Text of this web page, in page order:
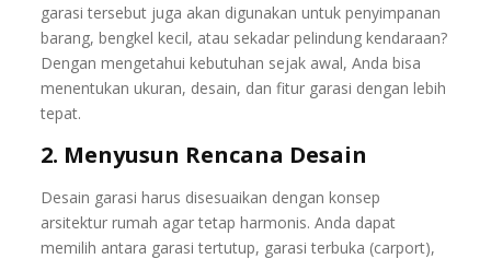
garasi tersebut juga akan digunakan untuk penyimpanan
barang, bengkel kecil, atau sekadar pelindung kendaraan?
Dengan mengetahui kebutuhan sejak awal, Anda bisa
menentukan ukuran, desain, dan fitur garasi dengan lebih
tepat.
2. Menyusun Rencana Desain
Desain garasi harus disesuaikan dengan konsep
arsitektur rumah agar tetap harmonis. Anda dapat
memilih antara garasi tertutup, garasi terbuka (carport),